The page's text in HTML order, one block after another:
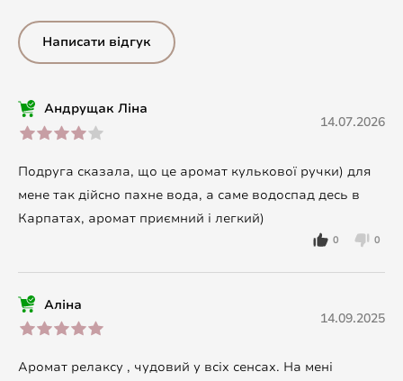
Написати відгук
Андрущак Ліна
14.07.2026
Подруга сказала, що це аромат кулькової ручки) для
мене так дійсно пахне вода, а саме водоспад десь в
Карпатах, аромат приємний і легкий)
0 0
Аліна
14.09.2025
Аромат релаксу , чудовий у всіх сенсах. На мені